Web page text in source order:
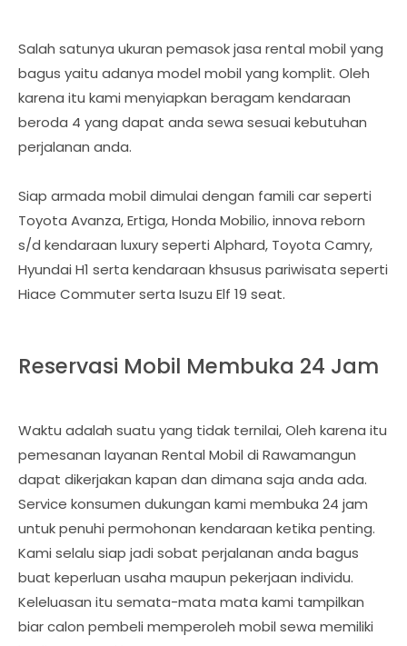
Salah satunya ukuran pemasok jasa rental mobil yang
bagus yaitu adanya model mobil yang komplit. Oleh
karena itu kami menyiapkan beragam kendaraan
beroda 4 yang dapat anda sewa sesuai kebutuhan
perjalanan anda.
Siap armada mobil dimulai dengan famili car seperti
Toyota Avanza, Ertiga, Honda Mobilio, innova reborn
s/d kendaraan luxury seperti Alphard, Toyota Camry,
Hyundai H1 serta kendaraan khsusus pariwisata seperti
Hiace Commuter serta Isuzu Elf 19 seat.
Reservasi Mobil Membuka 24 Jam
Waktu adalah suatu yang tidak ternilai, Oleh karena itu
pemesanan layanan Rental Mobil di Rawamangun
dapat dikerjakan kapan dan dimana saja anda ada.
Service konsumen dukungan kami membuka 24 jam
untuk penuhi permohonan kendaraan ketika penting.
Kami selalu siap jadi sobat perjalanan anda bagus
buat keperluan usaha maupun pekerjaan individu.
Keleluasan itu semata-mata mata kami tampilkan
biar calon pembeli memperoleh mobil sewa memiliki